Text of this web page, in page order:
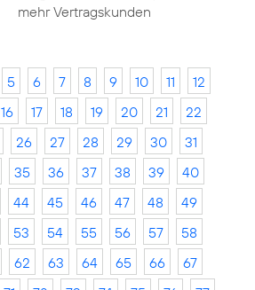
mehr Vertragskunden
5 6 7 8 9 10 11
12
16 17 18 19 20 21
22
26 27 28 29 30
31
35 36 37 38 39
40
44 45 46 47 48
49
53 54 55 56 57
58
62 63 64 65 66
67